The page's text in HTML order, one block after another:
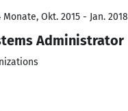
Okt. 2015 - Jan. 2018
Administrator